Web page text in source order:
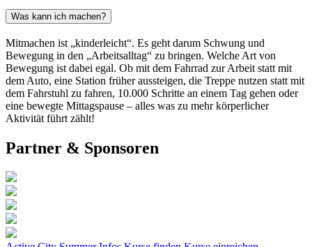
Was kann ich machen?
Mitmachen ist „kinderleicht“. Es geht darum Schwung und
Bewegung in den „Arbeitsalltag“ zu bringen. Welche Art von
Bewegung ist dabei egal. Ob mit dem Fahrrad zur Arbeit statt mit
dem Auto, eine Station früher aussteigen, die Treppe nutzen statt mit
dem Fahrstuhl zu fahren, 10.000 Schritte an einem Tag gehen oder
eine bewegte Mittagspause – alles was zu mehr körperlicher
Aktivität führt zählt!
Partner & Sponsoren